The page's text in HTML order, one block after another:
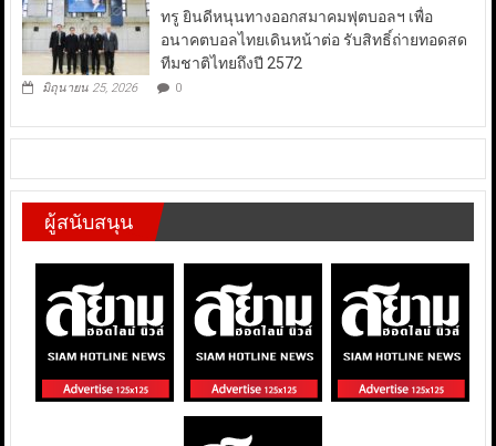
ทรู ยินดีหนุนทางออกสมาคมฟุตบอลฯ เพื่อ
อนาคตบอลไทยเดินหน้าต่อ รับสิทธิ์ถ่ายทอดสด
ทีมชาติไทยถึงปี 2572
มิถุนายน 25, 2026 0
ผู้สนับสนุน